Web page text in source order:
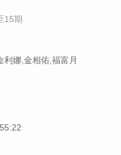
15期
利娜,金相佑,福富月